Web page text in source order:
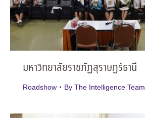
มหาวิทยาลัยราชภัฏสุราษฎร์ธานี
Roadshow By The Intelligence Team